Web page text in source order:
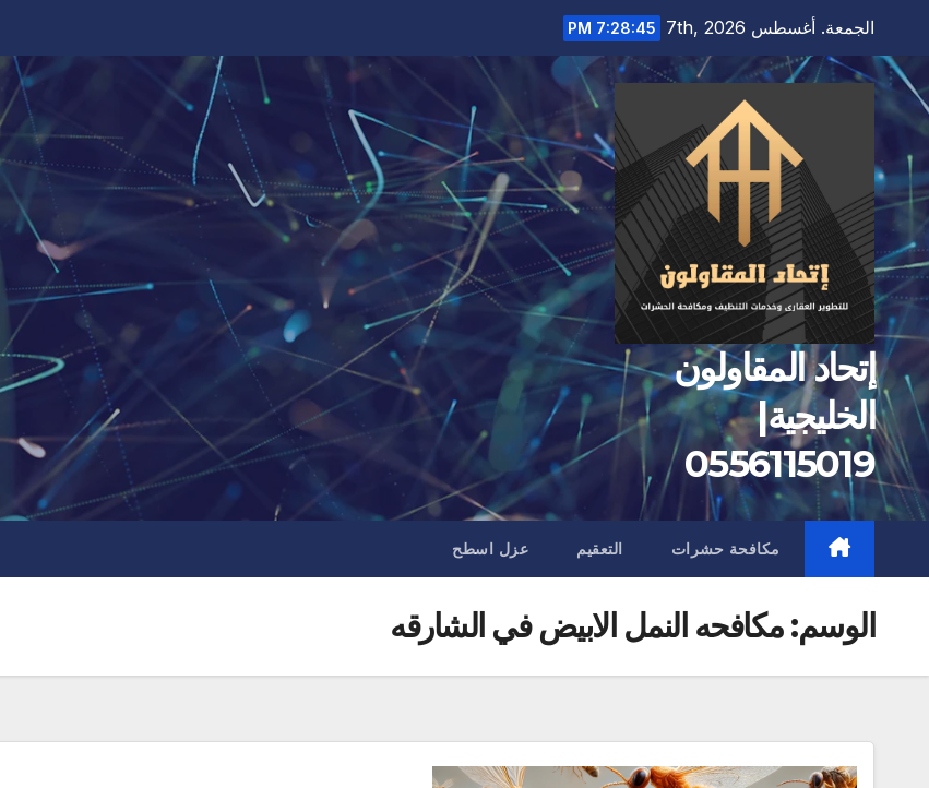
content
الجمعة. أغسطس 7th, 2026 7:28:46 PM
إتحاد المقاولون
الخليجية|
0556115019
مكافحة حشرات التعقيم عزل اسطح
الوسم:مكافحه النمل الابيض في الشارقه